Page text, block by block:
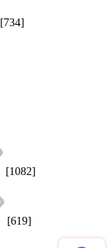
[734]
[1082]
[619]